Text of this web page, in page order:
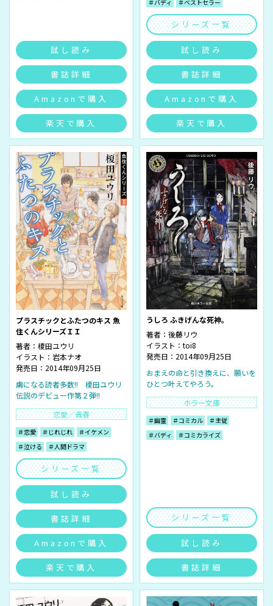
試し読み
書誌詳細
Amazonで購入
楽天で購入
＃バディ
＃ベストセラー
シリーズ一覧
試し読み
書誌詳細
Amazonで購入
楽天で購入
プラスチックとふたつのキス 魚
住くんシリーズＩＩ
著者： 榎田ユウリ
イラスト： 岩本ナオ
発売日：2014年09月25日
虜になる読者多数!! 榎田ユウリ
伝説のデビュー作第２弾!!
恋愛／青春
＃恋愛 ＃じれじれ
＃イケメン
＃泣ける
＃人間ドラマ
シリーズ一覧
試し読み
書誌詳細
Amazonで購入
楽天で購入
うしろ ふきげんな死神。
著者： 後藤リウ
イラスト：toi8
発売日：2014年09月25日
おまえの命と引き換えに、願いを
ひとつ叶えてやろう。
ホラー文庫
＃幽霊 ＃コミカル
＃主従
＃バディ
＃コミカライズ
シリーズ一覧
試し読み
書誌詳細